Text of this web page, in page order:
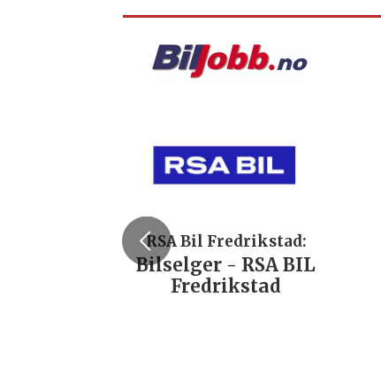
RSA Bil Fredrikstad:
Bilselger - RSA BIL
Fredrikstad